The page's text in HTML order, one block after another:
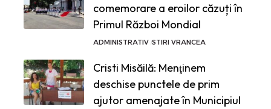
comemorare a eroilor căzuți în
Primul Război Mondial
ADMINISTRATIV STIRI VRANCEA
Cristi Misăilă: Menţinem
deschise punctele de prim
ajutor amenajate în Municipiul